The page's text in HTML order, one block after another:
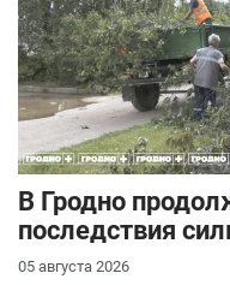
В Гродно
последствия
05 августа 2026